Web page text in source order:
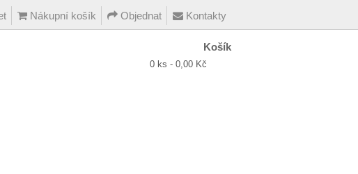
Nákupní košík Objednat Kontakty
Košík
0 ks - 0,00 Kč